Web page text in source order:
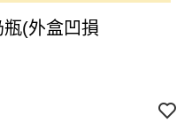
瓶(外盒凹損